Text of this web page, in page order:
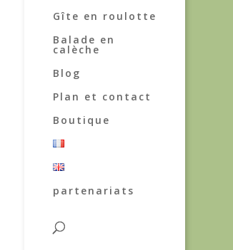
Gîte en roulotte
Balade en
calèche
Blog
Plan et contact
Boutique
partenariats